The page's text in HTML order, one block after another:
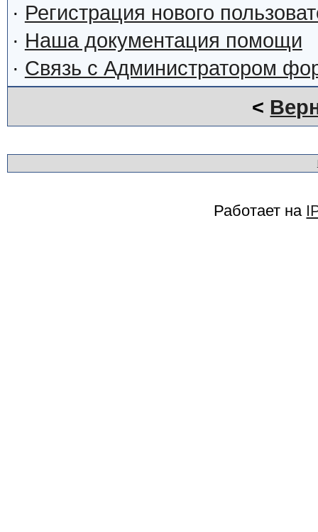
· Регистрация нового
· Наша документация помощи
· Связь с Администратором
<
Работает на